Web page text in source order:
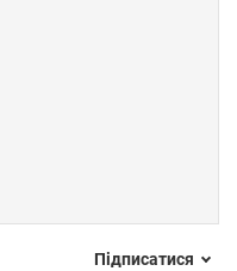
Підписатися